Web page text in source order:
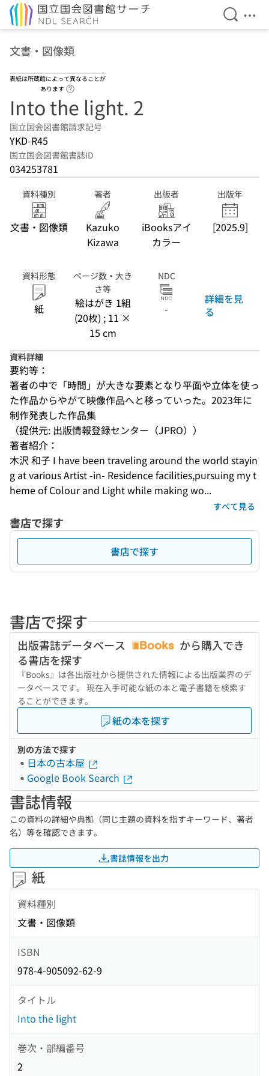
検索を
メ
文書・図像類
表紙は所蔵館によって異なることが
あります
Into the light. 2
国立国会図書館請求記号
YKD-R45
国立国会図書館書誌ID
034253781
資料種別
文書・図像類
著者
Kazuko
Kizawa
出版者
iBooksアイ
カラー
出版年
[2025.9]
資料形態
紙
ページ数・大き
さ等
絵はがき 1組
(20枚) ; 11 ×
15 cm
NDC
-
詳細を見
る
資料詳細
要約等：
著者の中で「時間」が大きな要素となり平面や立体を使っ
た作品からやがて映像作品へと移っていった。2023年に
制作発表した作品集
（提供元: 出版情報登録センター（JPRO））
著者紹介：
木沢 和子 I have been traveling around the world stayin
g at various Artist -in- Residence facilities,pursuing my t
heme of Colour and Light while making wo...
すべて見る
書店で探す
書店で探す
書店で探す
出版書誌データベース
から購入でき
る書店を探す
『Books』は各出版社から提供された情報による出版業界のデ
ータベースです。 現在入手可能な紙の本と電子書籍を検索す
ることができます。
紙の本を探す
別の方法で探す
日本の古本屋
Google Book Search
書誌情報
この資料の詳細や典拠（同じ主題の資料を指すキーワード、著者
名）等を確認できます。
書誌情報を出力
紙
資料種別
文書・図像類
ISBN
978-4-905092-62-9
タイトル
Into the light
巻次・部編番号
2